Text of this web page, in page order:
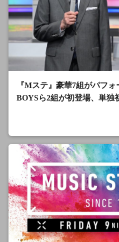
『Mステ』豪華7組がパフ
BOYSら2組が初登場、単独